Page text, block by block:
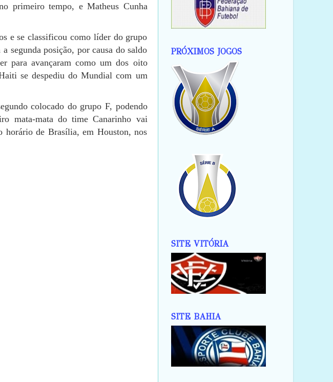
primeiro tempo, e Matheus Cunha
e se classificou como líder do grupo
segunda posição, por causa do saldo
para avançaram como um dos oito
se despediu do Mundial com um
colocado do grupo F, podendo
mata-mata do time Canarinho vai
horário de Brasília, em Houston, nos
PRÓXIMOS JOGOS
SITE VITÓRIA
SITE BAHIA